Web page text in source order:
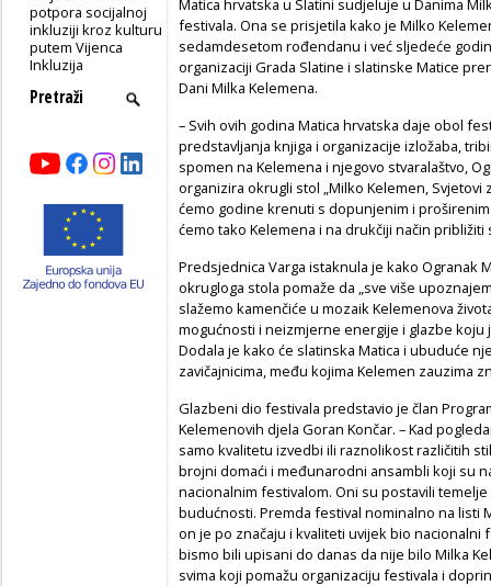
potpora socijalnoj
inkluziji kroz kulturu
putem Vijenca
Inkluzija
festivala. Ona se prisjetila kako je Milko
sedamdesetom rođendanu i već sljedeće
organizaciji Grada Slatine i slatinske Matice
Dani Milka Kelemena.
– Svih ovih godina Matica hrvatska daje obol
predstavljanja knjiga i organizacije izložaba,
spomen na Kelemena i njegovo stvaralaštvo,
organizira okrugli stol „Milko Kelemen, Svjetovi
ćemo godine krenuti s dopunjenim i
ćemo tako Kelemena i na drukčiji način
Predsjednica Varga istaknula je kako Ogranak
okrugloga stola pomaže da „sve više
slažemo kamenčiće u mozaik Kelemenova
mogućnosti i neizmjerne energije i glazbe koju
Dodala je kako će slatinska Matica i ubuduće
zavičajnicima, među kojima Kelemen zauzima
Glazbeni dio festivala predstavio je član
Kelemenovih djela Goran Končar. – Kad
samo kvalitetu izvedbi ili raznolikost različitih
brojni domaći i međunarodni ansambli koji su
nacionalnim festivalom. Oni su postavili
budućnosti. Premda festival nominalno na listi
on je po značaju i kvaliteti uvijek bio nacionalni
bismo bili upisani do danas da nije bilo Milka
svima koji pomažu organizaciju festivala i